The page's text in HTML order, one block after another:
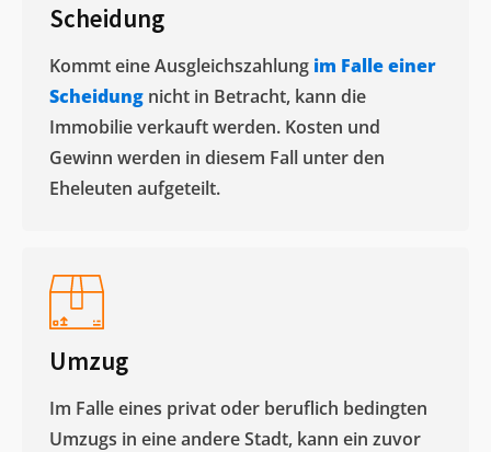
Scheidung
Kommt eine Ausgleichszahlung im Falle einer
Scheidung nicht in Betracht, kann die
Immobilie verkauft werden. Kosten und
Gewinn werden in diesem Fall unter den
Eheleuten aufgeteilt.​
Umzug
Im Falle eines privat oder beruflich bedingten
Umzugs in eine andere Stadt, kann ein zuvor